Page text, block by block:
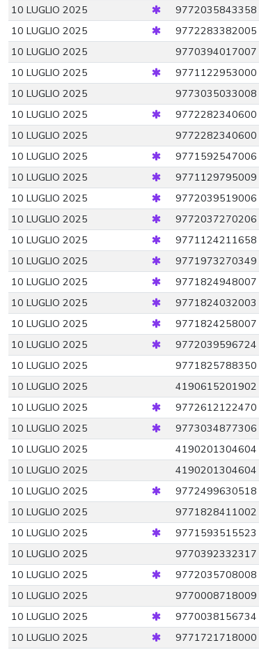
10 LUGLIO 2025
9772035843358
10 LUGLIO 2025
9772283382005
10 LUGLIO 2025
9770394017007
10 LUGLIO 2025
9771122953000
10 LUGLIO 2025
9773035033008
10 LUGLIO 2025
9772282340600
10 LUGLIO 2025
9772282340600
10 LUGLIO 2025
9771592547006
10 LUGLIO 2025
9771129795009
10 LUGLIO 2025
9772039519006
10 LUGLIO 2025
9772037270206
10 LUGLIO 2025
9771124211658
10 LUGLIO 2025
9771973270349
10 LUGLIO 2025
9771824948007
10 LUGLIO 2025
9771824032003
10 LUGLIO 2025
9771824258007
10 LUGLIO 2025
9772039596724
10 LUGLIO 2025
9771825788350
10 LUGLIO 2025
4190615201902
10 LUGLIO 2025
9772612122470
10 LUGLIO 2025
9773034877306
10 LUGLIO 2025
4190201304604
10 LUGLIO 2025
4190201304604
10 LUGLIO 2025
9772499630518
10 LUGLIO 2025
9771828411002
10 LUGLIO 2025
9771593515523
10 LUGLIO 2025
9770392332317
10 LUGLIO 2025
9772035708008
10 LUGLIO 2025
9770008718009
10 LUGLIO 2025
9770038156734
10 LUGLIO 2025
9771721718000